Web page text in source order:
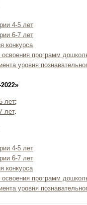
4-5 лет
6-7 лет
конкурса
освоения программ
уровня
лет;
лет.
4-5 лет
6-7 лет
конкурса
освоения программ
уровня